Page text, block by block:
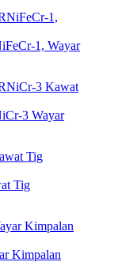
1, Wayar
3 Wayar
Tig
Kimpalan